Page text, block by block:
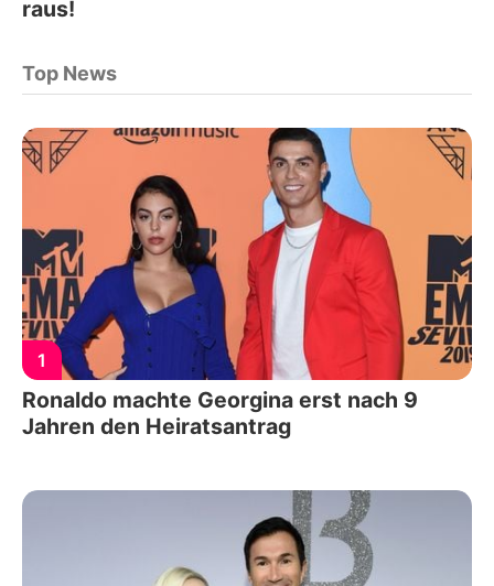
raus!
Top News
1
Ronaldo machte Georgina erst nach 9
Jahren den Heiratsantrag